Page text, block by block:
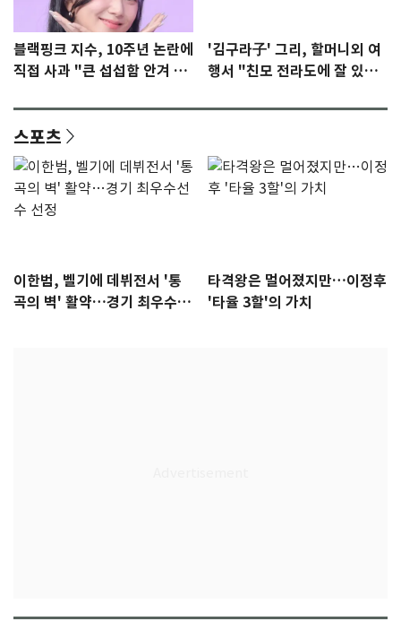
블랙핑크 지수, 10주년 논란에
직접 사과 "큰 섭섭함 안겨 미
'김구라子' 그리, 할머니외 여
행서 "친모 전라도에 잘 있
스포츠
이한범, 벨기에 데뷔전서 '통
곡의 벽' 활약…경기 최우수선
타격왕은 멀어졌지만…이정후
'타율 3할'의 가치